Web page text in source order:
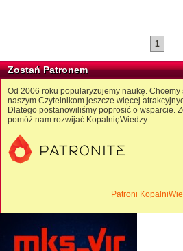
1
Zostań Patronem
Od 2006 roku popularyzujemy naukę.
naszym Czytelnikom jeszcze więcej
Dlatego postanowiliśmy poprosić o wsparcie.
pomóż nam rozwijać KopalnięWiedzy.
Patroni